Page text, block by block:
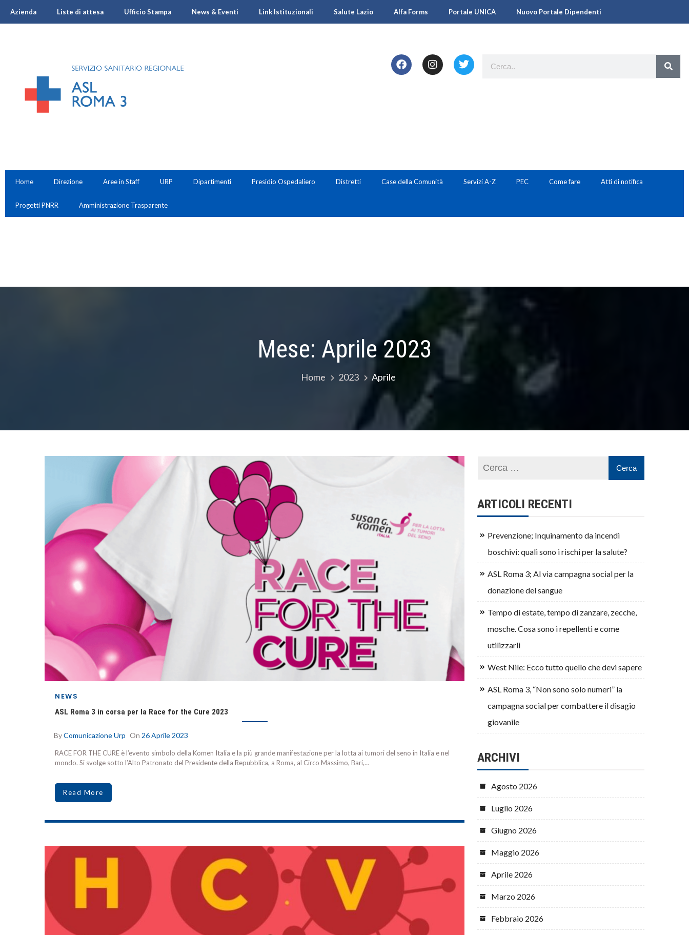
Azienda Liste di attesa Ufficio Stampa News & Eventi Link Istituzionali Salute Lazio Alfa Forms Portale UNICA Nuovo Portale Dipendenti
Home Direzione Aree in Staff URP Dipartimenti Presidio Ospedaliero Distretti Case della Comunità Servizi A-Z PEC Come fare Atti di notifica
Progetti PNRR Amministrazione Trasparente
Mese: Aprile 2023
Home 2023 Aprile
NEWS
ASL Roma 3 in corsa per la Race for the Cure 2023
ByComunicazione Urp On 26 Aprile 2023
RACE FOR THE CURE è l’evento simbolo della Komen Italia e la più grande manifestazione per la lotta ai tumori del seno in Italia e nel
mondo. Si svolge sotto l’Alto Patronato del Presidente della Repubblica, a Roma, al Circo Massimo, Bari,…
Read More
ARTICOLI RECENTI
Prevenzione; Inquinamento da incendi
boschivi: quali sono i rischi per la salute?
ASL Roma 3; Al via campagna social per la
donazione del sangue
Tempo di estate, tempo di zanzare, zecche,
mosche. Cosa sono i repellenti e come
utilizzarli
West Nile: Ecco tutto quello che devi sapere
ASL Roma 3, “Non sono solo numeri” la
campagna social per combattere il disagio
giovanile
ARCHIVI
Agosto 2026
Luglio 2026
Giugno 2026
Maggio 2026
Aprile 2026
Marzo 2026
Febbraio 2026